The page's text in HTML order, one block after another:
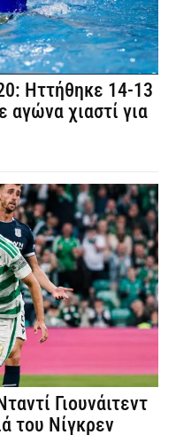
Ηττήθηκε 14-13
αγώνα χιαστί για
Γιουνάιτεντ
του Νίγκρεν